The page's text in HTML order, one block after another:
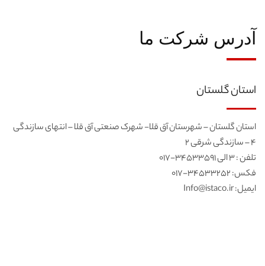
آدرس شرکت ما
استان گلستان
استان گلستان – شهرستان آق قلا- شهرک صنعتی آق قلا – انتهای سازندگی
۴ – سازندگی شرقی ۲
تلفن : ۳ الی ۳۴۵۳۳۵۹۱-۰۱۷
فکس: ۳۴۵۳۳۲۵۲-۰۱۷
ایمیل: Info@istaco.ir